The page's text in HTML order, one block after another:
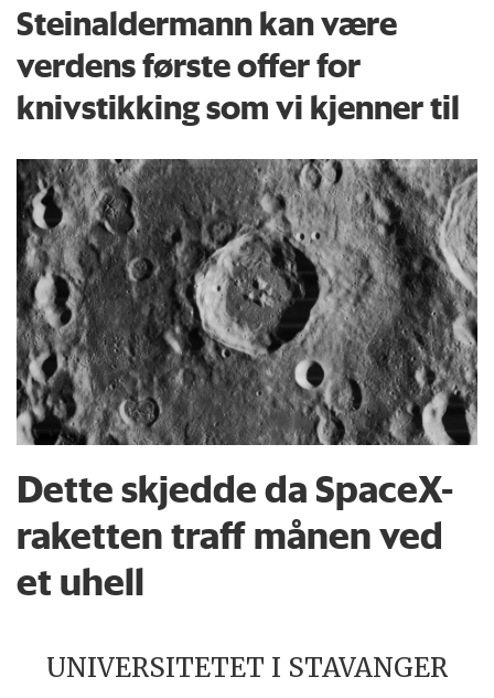
Steinaldermann kan være
verdens første offer for
knivstikking som vi kjenner til
Dette skjedde da SpaceX-
raketten traff månen ved
et uhell
UNIVERSITETET I STAVANGER